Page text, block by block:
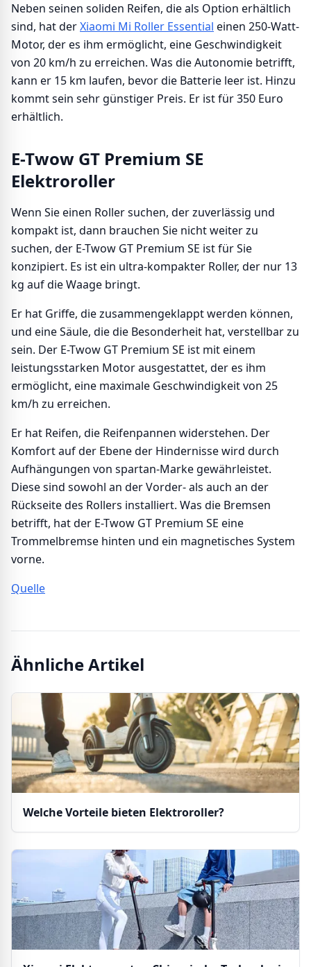
Neben seinen soliden Reifen, die als Option erhältlich
sind, hat derXiaomi Mi Roller Essential einen 250-Watt-
Motor, der es ihm ermöglicht, eine Geschwindigkeit
von 20 km/h zu erreichen. Was die Autonomie betrifft,
kann er 15 km laufen, bevor die Batterie leer ist. Hinzu
kommt sein sehr günstiger Preis. Er ist für 350 Euro
erhältlich.
E-Twow GT Premium SE
Elektroroller
Wenn Sie einen Roller suchen, der zuverlässig und
kompakt ist, dann brauchen Sie nicht weiter zu
suchen, der E-Twow GT Premium SE ist für Sie
konzipiert. Es ist ein ultra-kompakter Roller, der nur 13
kg auf die Waage bringt.
Er hat Griffe, die zusammengeklappt werden können,
und eine Säule, die die Besonderheit hat, verstellbar zu
sein. Der E-Twow GT Premium SE ist mit einem
leistungsstarken Motor ausgestattet, der es ihm
ermöglicht, eine maximale Geschwindigkeit von 25
km/h zu erreichen.
Er hat Reifen, die Reifenpannen widerstehen. Der
Komfort auf der Ebene der Hindernisse wird durch
Aufhängungen von spartan-Marke gewährleistet.
Diese sind sowohl an der Vorder- als auch an der
Rückseite des Rollers installiert. Was die Bremsen
betrifft, hat der E-Twow GT Premium SE eine
Trommelbremse hinten und ein magnetisches System
vorne.
Quelle
Ähnliche Artikel
Welche Vorteile bieten Elektroroller?